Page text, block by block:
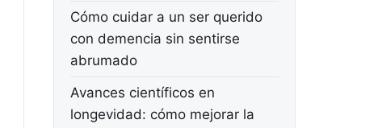
Cómo cuidar a un ser querido
con demencia sin sentirse
abrumado
Avances científicos en
longevidad: cómo mejorar la